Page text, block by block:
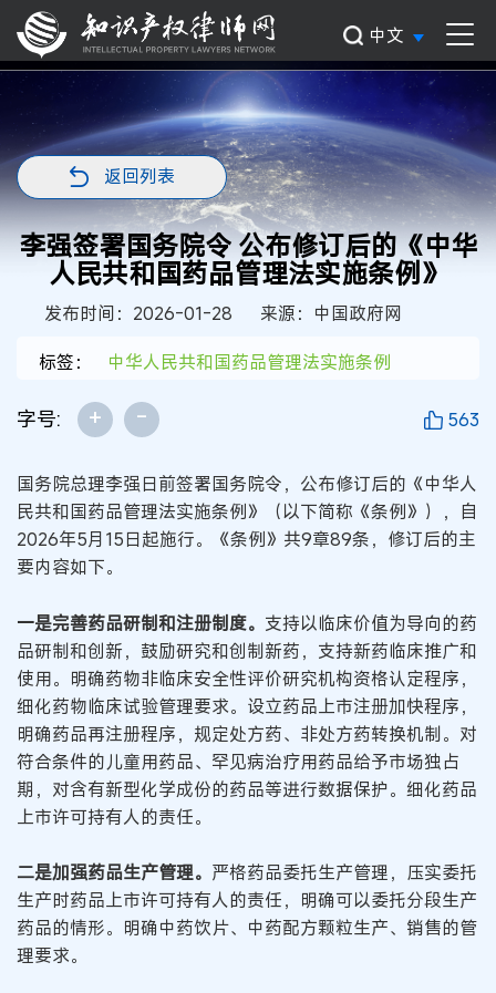
中文
返回列表
李强签署国务院令 公布修订后的《中华
人民共和国药品管理法实施条例》
发布时间：2026-01-28
来源：中国政府网
标签：
中华人民共和国药品管理法实施条例
字号: + - 563
国务院总理李强日前签署国务院令，公布修订后的《中华人
民共和国药品管理法实施条例》（以下简称《条例》），自
2026年5月15日起施行。《条例》共9章89条，修订后的主
要内容如下。
一是完善药品研制和注册制度。 支持以临床价值为导向的药
品研制和创新，鼓励研究和创制新药，支持新药临床推广和
使用。明确药物非临床安全性评价研究机构资格认定程序，
细化药物临床试验管理要求。设立药品上市注册加快程序，
明确药品再注册程序，规定处方药、非处方药转换机制。对
符合条件的儿童用药品、罕见病治疗用药品给予市场独占
期，对含有新型化学成份的药品等进行数据保护。细化药品
上市许可持有人的责任。
二是加强药品生产管理。 严格药品委托生产管理，压实委托
生产时药品上市许可持有人的责任，明确可以委托分段生产
药品的情形。明确中药饮片、中药配方颗粒生产、销售的管
理要求。